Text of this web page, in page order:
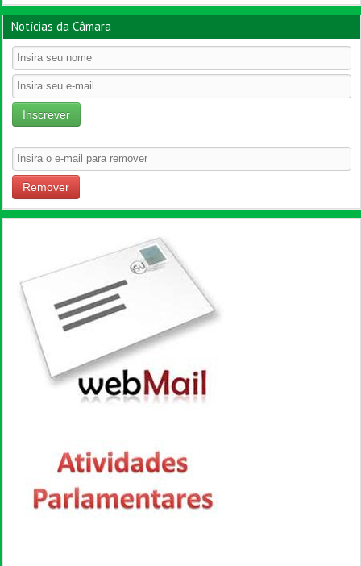
Notícias da Câmara
Inscrever
Remover